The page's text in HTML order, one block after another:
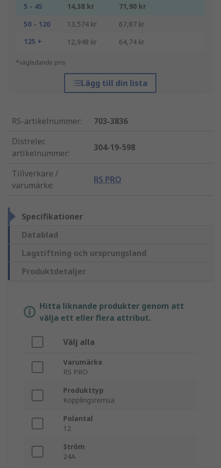
5 - 45 14,38 kr
71,90 kr
50 - 120
13,574 kr
67,87 kr
125 +
12,948 kr 64,74 kr
*vägledande pris
Lägg till din lista
RS-artikelnummer:
703-3836
Distrelec
artikelnummer:
304-19-598
Tillverkare /
varumärke:
RS PRO
Specifikationer
Datablad
Lagstiftning och ursprungsland
Produktdetaljer
Hitta liknande produkter genom att
välja ett eller flera attribut.
Välj alla
Varumärke
RS PRO
Produkttyp
Kopplingsremsa
Polantal
12
Ström
24A